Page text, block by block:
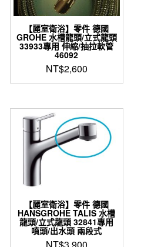
【麗室衛浴】零件 德國
GROHE 水槽龍頭/立式龍頭
33933專用 伸縮/抽拉軟管
46092
NT$2,600
【麗室衛浴】零件 德國
HANSGROHE TALIS 水槽
龍頭/立式龍頭 32841專用
噴頭/出水頭 兩段式